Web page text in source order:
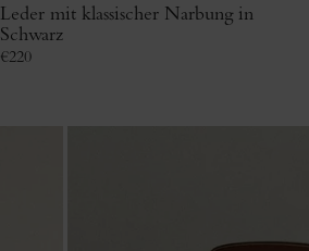
Leder mit klassischer Narbung in
Schwarz
€220